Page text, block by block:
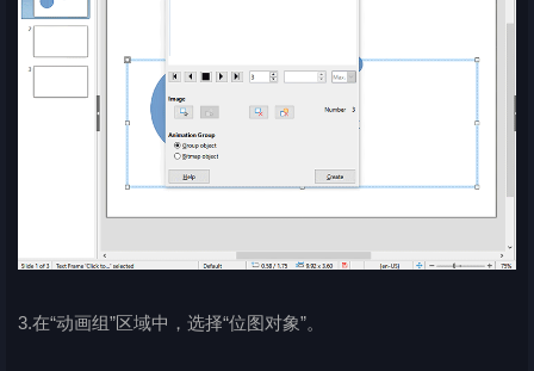
3.在“动画组”区域中，选择“位图对象”。